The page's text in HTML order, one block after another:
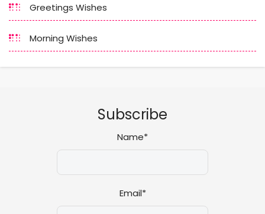
Greetings Wishes
Morning Wishes
Subscribe
Name*
Email*